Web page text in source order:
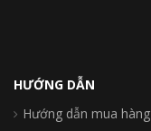
HƯỚNG DẪN
Hướng dẫn mua hàng